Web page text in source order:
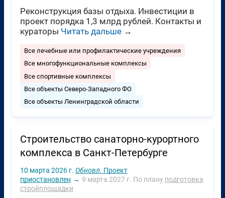
Реконструкция базы отдыха. Инвестиции в
проект порядка 1,3 млрд рублей. Контакты и
кураторы Читать дальше →
Все лечебные или профилактические учреждения
Все многофункциональные комплексы
Все спортивные комплексы
Все объекты Северо-Западного ФО
Все объекты Ленинградской области
Строительство санаторно-курортного
комплекса в Санкт-Петербурге
10 марта 2026 г. Обновл. Проект
приостановлен → 9 марта 2027 г. По плану подготовка
стройплощадки